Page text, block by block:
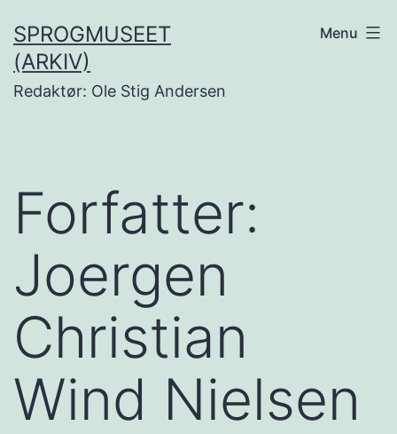
til
indhold
SPROGMUSEET
(ARKIV)
Redaktør: Ole Stig Andersen
Menu
Forfatter:
Joergen
Christian
Wind Nielsen